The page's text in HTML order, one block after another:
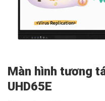
Màn hình tương
UHD65E